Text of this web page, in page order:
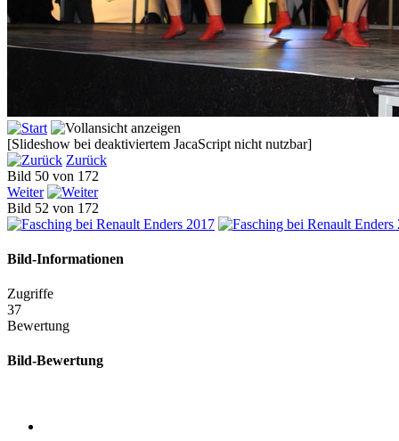
[Slideshow bei deaktiviertem JacaScript nicht nutzbar]
Zurück
Bild 50 von 172
Weiter
Bild 52 von 172
Bild-Informationen
Zugriffe
37
Bewertung
Bild-Bewertung